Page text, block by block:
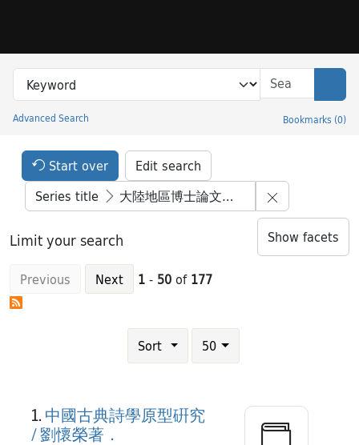
Search in
search for
Advanced Search Bookmarks (0)
Princeton University Library Catalog
Search Constraints Header
Start over Edit search
Series title
大陸地區博士論文叢刊
Limit your search Show facets
Previous Next 1 - 50 of 177
Sort
Number of results to display per page
50results per page
1. 中國古典詩學原型硏究
/ 劉懷榮著．